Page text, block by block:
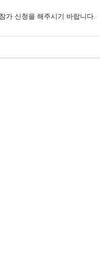
가 신청을 해주시기 바랍니다.